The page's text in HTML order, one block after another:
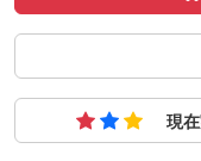
現